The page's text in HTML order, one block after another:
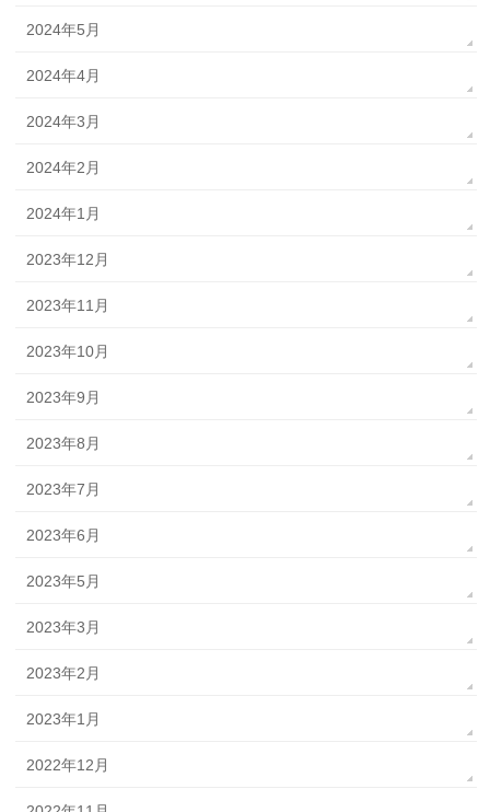
2024年5月
2024年4月
2024年3月
2024年2月
2024年1月
2023年12月
2023年11月
2023年10月
2023年9月
2023年8月
2023年7月
2023年6月
2023年5月
2023年3月
2023年2月
2023年1月
2022年12月